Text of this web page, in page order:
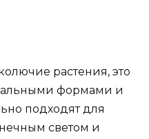
растения, это
формами и
подходят для
светом и